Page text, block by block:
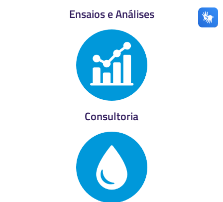
Ensaios e Análises
Consultoria